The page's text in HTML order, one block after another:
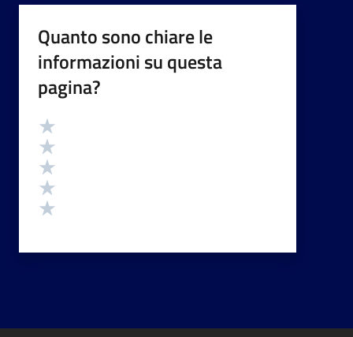
Quanto sono chiare le
informazioni su questa
pagina?
Valutazione